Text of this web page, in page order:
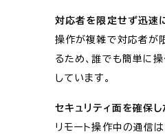
対応者を限定せず迅速
操作が複雑で対応者が
るため、誰でも簡単に
しています。
セキュリティ面を確保
リモート操作中の通信